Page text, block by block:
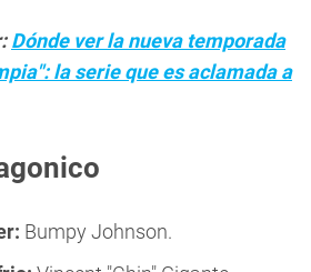
Dónde ver la nueva temporada
la serie que es aclamada a
Bumpy Johnson.